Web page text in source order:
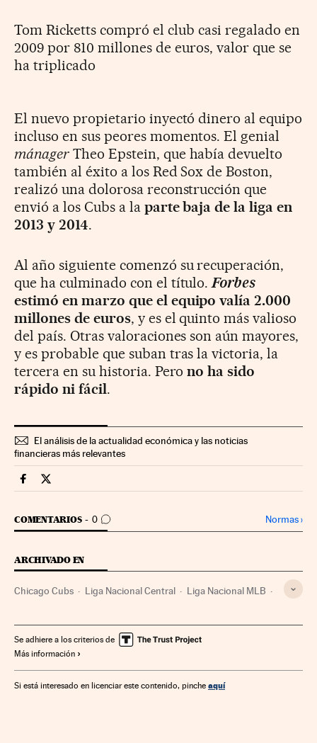
Tom Ricketts compró el club casi regalado en
2009 por 810 millones de euros, valor que se
ha triplicado
El nuevo propietario inyectó dinero al equipo
incluso en sus peores momentos. El genial
mánagerTheo Epstein, que había devuelto
también al éxito a los Red Sox de Boston,
realizó una dolorosa reconstrucción que
envió a los Cubs a la parte baja de la liga en
2013 y 2014.
Al año siguiente comenzó su recuperación,
que ha culminado con el título.Forbes
estimó en marzo que el equipo valía 2.000
millones de euros, y es el quinto más valioso
del país. Otras valoraciones son aún mayores,
y es probable que suban tras la victoria, la
tercera en su historia. Perono ha sido
rápido ni fácil.
El análisis de la actualidad económica y las noticias
financieras más relevantes
Companias Cinco Días en Facebook
Companias Cinco Días en Twitter
COMENTARIOS 0
IR A LOS COMENTARIOS Normas›
ARCHIVADO EN
Chicago Cubs Liga Nacional Central Liga Nacional MLB
Economía Finanzas
Se adhiere a los criterios de
Más información
Si está interesado en licenciar este contenido, pinche aquí